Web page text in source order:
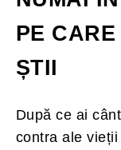
PE
ȘTII
După ce ai
contra ale